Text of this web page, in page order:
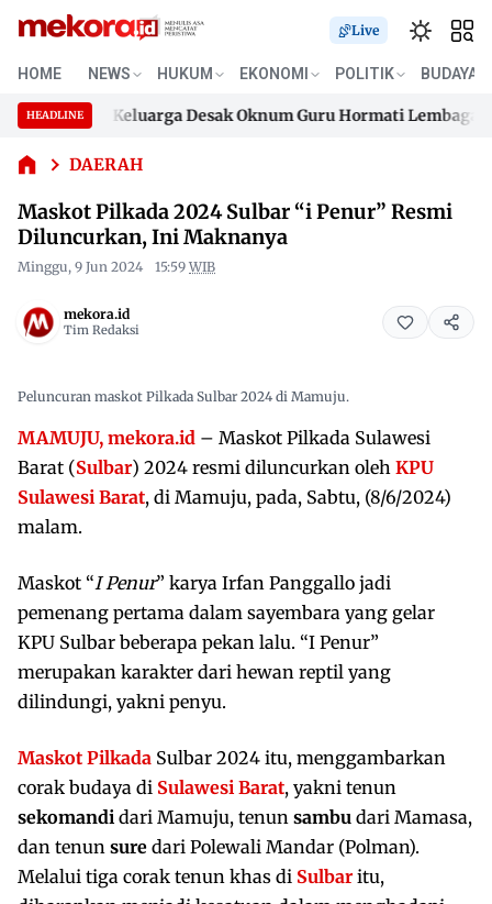
Live
HOME NEWS HUKUM EKONOMI POLITIK BUDAYA
HEADLINE
Baik, Keluarga Desak Oknum Guru Hormati Lembaga Adat
Baik, Keluarga Desak Oknum Guru Hormati Lembaga Adat
DAERAH
Maskot
Pilkada 2024
Sulbar “i
Resmi
Diluncurkan,
Ini
Maknanya
Maskot Pilkada 2024 Sulbar “i Penur” Resmi
Diluncurkan, Ini Maknanya
Minggu, 9 Jun 2024 15:59 WIB
mekora.id
Tim Redaksi
Peluncuran maskot Pilkada Sulbar 2024 di Mamuju.
MAMUJU, mekora.id – Maskot Pilkada Sulawesi
Barat (Sulbar) 2024 resmi diluncurkan oleh KPU
Sulawesi Barat, di Mamuju, pada, Sabtu, (8/6/2024)
malam.
Maskot “I Penur” karya Irfan Panggallo jadi
pemenang pertama dalam sayembara yang gelar
KPU Sulbar beberapa pekan lalu. “I Penur”
merupakan karakter dari hewan reptil yang
dilindungi, yakni penyu.
Maskot Pilkada Sulbar 2024 itu, menggambarkan
corak budaya di Sulawesi Barat, yakni tenun
sekomandi dari Mamuju, tenun sambu dari Mamasa,
dan tenun sure dari Polewali Mandar (Polman).
Melalui tiga corak tenun khas di Sulbaritu,